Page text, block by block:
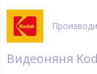
Видеоняня